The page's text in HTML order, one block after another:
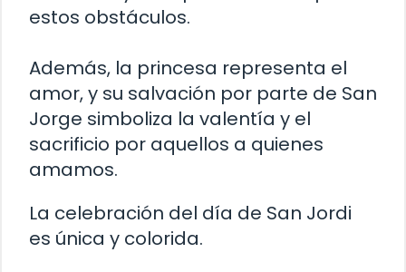
estos obstáculos.
Además, la princesa representa el
amor, y su salvación por parte de San
Jorge simboliza la valentía y el
sacrificio por aquellos a quienes
amamos.
La celebración del día de San Jordi
es única y colorida.